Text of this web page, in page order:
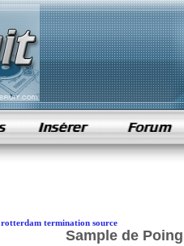
rotterdam termination source
Sample de